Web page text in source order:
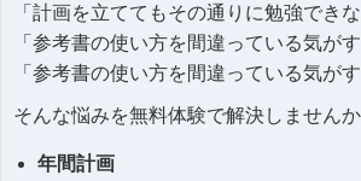
「計画を立ててもその通りに勉強できな
「参考書の使い方を間違っている気がす
「参考書の使い方を間違っている気がす
そんな悩みを無料体験で解決しませんか
年間計画